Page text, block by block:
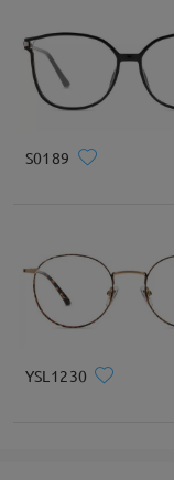
S0189
YSL1230